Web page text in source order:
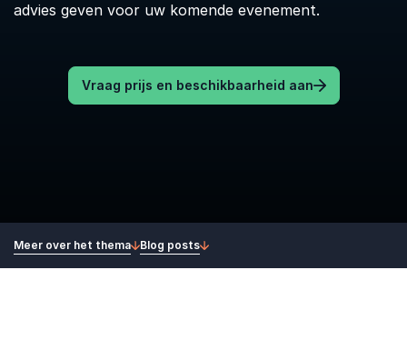
advies geven voor uw komende evenement.
Vraag prijs en beschikbaarheid aan
Meer over het thema Blog posts